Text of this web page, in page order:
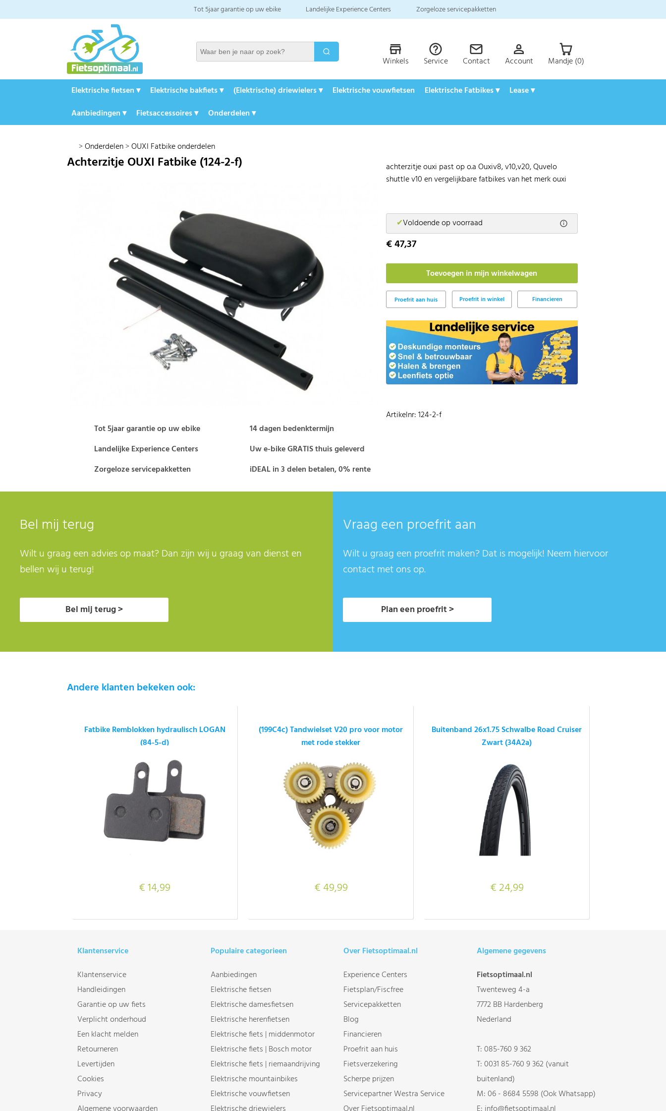
Tot 5jaar garantie op uw ebike Landelijke Experience Centers Zorgeloze servicepakketten
Winkels Service Contact Account Mandje (0)
Elektrische fietsen ▾ Elektrische bakfiets ▾ (Elektrische) driewielers ▾ Elektrische vouwfietsen Elektrische Fatbikes ▾
Lease ▾
Aanbiedingen ▾
Fietsaccessoires ▾ Onderdelen ▾
>Onderdelen>OUXI Fatbike onderdelen
Achterzitje OUXI Fatbike (124-2-f)
Tot 5jaar garantie op uw ebike
Landelijke Experience Centers
Zorgeloze servicepakketten
14 dagen bedenktermijn
Uw e-bike GRATIS thuis geleverd
iDEAL in 3 delen betalen, 0% rente
achterzitje ouxi past op o.a Ouxiv8, v10,v20, Quvelo
shuttle v10 en vergelijkbare fatbikes van het merk ouxi
✔Voldoende op voorraad
€ 47,37
Proefrit in winkel Financieren
Artikelnr: 124-2-f
Bel mij terug
Wilt u graag een advies op maat? Dan zijn wij u graag van dienst en
bellen wij u terug!
Bel mij terug >
Vraag een proefrit aan
Wilt u graag een proefrit maken? Dat is mogelijk! Neem hiervoor
contact met ons op.
Plan een proefrit >
Andere klanten bekeken ook:
Fatbike Remblokken hydraulisch LOGAN
(84-5-d)
€ 14,99
(199C4c) Tandwielset V20 pro voor motor
met rode stekker
€ 49,99
Buitenband 26x1.75 Schwalbe Road Cruiser
Zwart (34A2a)
€ 24,99
Klantenservice
Klantenservice
Handleidingen
Garantie op uw fiets
Verplicht onderhoud
Een klacht melden
Retourneren
Levertijden
Cookies
Privacy
Populaire categorieen
Aanbiedingen
Elektrische fietsen
Elektrische damesfietsen
Elektrische herenfietsen
Elektrische fiets | middenmotor
Elektrische fiets | Bosch motor
Elektrische fiets | riemaandrijving
Elektrische mountainbikes
Elektrische vouwfietsen
Over Fietsoptimaal.nl
Experience Centers
Fietsplan/Fiscfree
Servicepakketten
Blog
Financieren
Proefrit aan huis
Fietsverzekering
Scherpe prijzen
Servicepartner Westra Service
Algemene gegevens
Fietsoptimaal.nl
Twenteweg 4-a
7772 BB Hardenberg
Nederland
T:085-760 9 362
T:0031 85-760 9 362 (vanuit
buitenland)
M:06 - 8684 5598 (Ook Whatsapp)